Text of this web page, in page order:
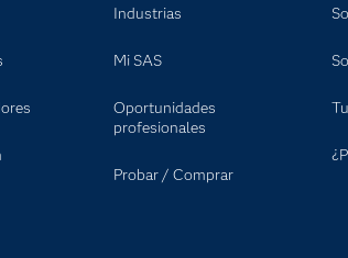
Industrias
Mi SAS
Oportunidades
profesionales
Probar / Comprar